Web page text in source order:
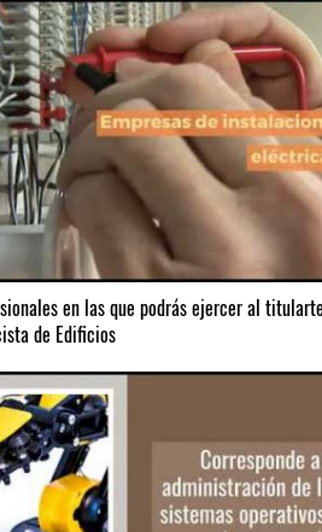
en las que podrás ejercer al
de Edificios